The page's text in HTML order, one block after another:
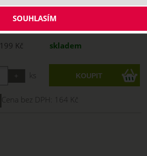
199 Kč skladem
ks
Cena bez DPH: 164 Kč